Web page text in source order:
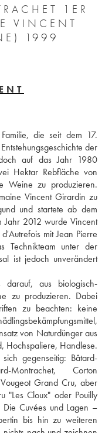
1ER
VINCENT
1999
die seit dem 17.
der
auf das Jahr 1980
Hektar Rebfläche von
Weine zu produzieren.
Vincent Girardin zu
und startete ab dem
Jahr 2012 wurde Vincent
mit Jean Pierre
Technikteam unter der
ist jedoch unverändert
aus biologisch-
zu produzieren. Dabei
zu beachten: keine
von Naturdünger aus
Hochspaliere, Handlese.
gegenseitig: Bâtard-
Montrachet, Corton
Grand Cru, aber
"Les Cloux" oder Pouilly
Die Cuvées und Lagen –
bis hin zu weiteren